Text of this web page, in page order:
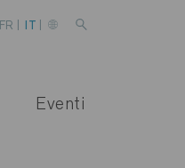
FR IT
Eventi